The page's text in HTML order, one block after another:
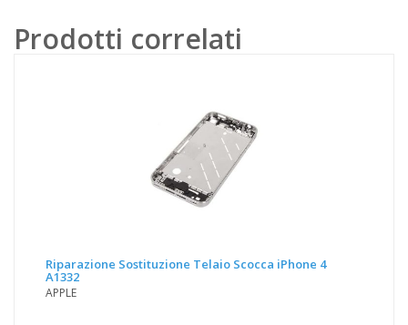
Prodotti correlati
Riparazione Sostituzione Telaio Scocca iPhone 4
A1332
APPLE